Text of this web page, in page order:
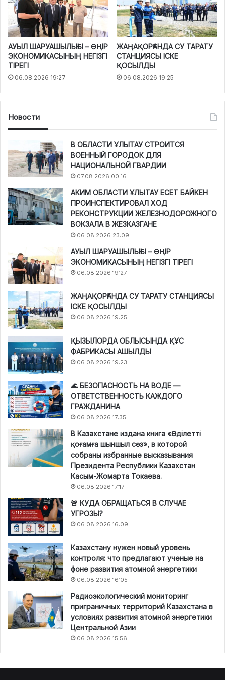
АУЫЛ ШАРУАШЫЛЫҒЫ – ӨҢІР
ЭКОНОМИКАСЫНЫҢ НЕГІЗГІ
ТІРЕГІ
06.08.2026 19:27
ЖАҢАҚОРҒАНДА СУ ТАРАТУ
СТАНЦИЯСЫ ІСКЕ
ҚОСЫЛДЫ
06.08.2026 19:25
Новости
В ОБЛАСТИ ҰЛЫТАУ СТРОИТСЯ
ВОЕННЫЙ ГОРОДОК ДЛЯ
НАЦИОНАЛЬНОЙ ГВАРДИИ
07.08.2026 00:16
АКИМ ОБЛАСТИ ҰЛЫТАУ ЕСЕТ БАЙКЕН
ПРОИНСПЕКТИРОВАЛ ХОД
РЕКОНСТРУКЦИИ ЖЕЛЕЗНОДОРОЖНОГО
ВОКЗАЛА В ЖЕЗКАЗГАНЕ
06.08.2026 23:09
АУЫЛ ШАРУАШЫЛЫҒЫ – ӨҢІР
ЭКОНОМИКАСЫНЫҢ НЕГІЗГІ ТІРЕГІ
06.08.2026 19:27
ЖАҢАҚОРҒАНДА СУ ТАРАТУ СТАНЦИЯСЫ
ІСКЕ ҚОСЫЛДЫ
06.08.2026 19:25
ҚЫЗЫЛОРДА ОБЛЫСЫНДА ҚҰС
ФАБРИКАСЫ АШЫЛДЫ
06.08.2026 19:23
🌊 БЕЗОПАСНОСТЬ НА ВОДЕ —
ОТВЕТСТВЕННОСТЬ КАЖДОГО
ГРАЖДАНИНА
06.08.2026 17:35
В Казахстане издана книга «Әділетті
қоғамға шыншыл сөз», в которой
собраны избранные высказывания
Президента Республики Казахстан
Касым-Жомарта Токаева.
06.08.2026 17:17
🚨 КУДА ОБРАЩАТЬСЯ В СЛУЧАЕ
УГРОЗЫ?
06.08.2026 16:09
Казахстану нужен новый уровень
контроля: что предлагают ученые на
фоне развития атомной энергетики
06.08.2026 16:05
Радиоэкологический мониторинг
приграничных территорий Казахстана в
условиях развития атомной энергетики
Центральной Азии
06.08.2026 15:56